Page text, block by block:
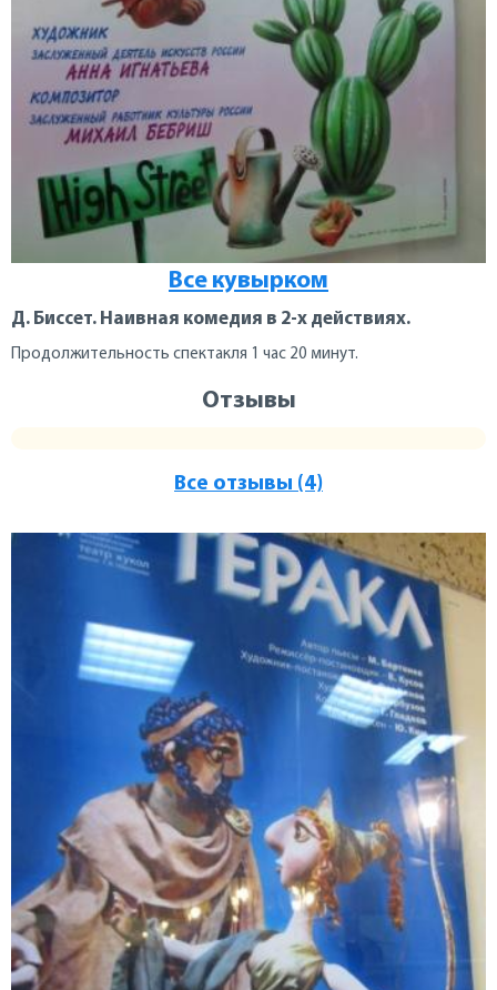
Все кувырком
Д. Биссет. Наивная комедия в 2-х действиях.
Продолжительность спектакля 1 час 20 минут.
Отзывы
Все отзывы (4)